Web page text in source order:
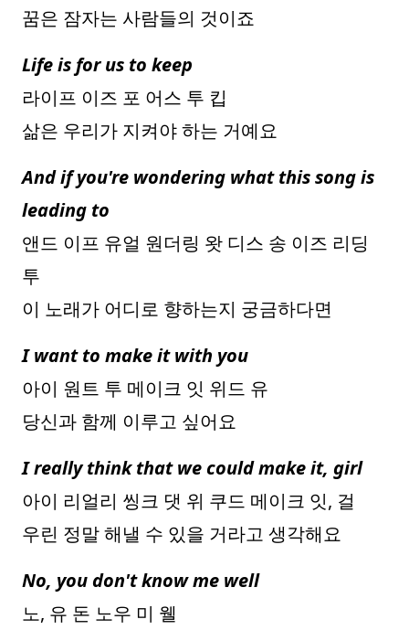
꿈은 잠자는 사람들의 것이죠
Life is for us to keep
라이프 이즈 포 어스 투 킵
삶은 우리가 지켜야 하는 거예요
And if you're wondering what this song is
leading to
앤드 이프 유얼 원더링 왓 디스 송 이즈 리딩
투
이 노래가 어디로 향하는지 궁금하다면
I want to make it with you
아이 원트 투 메이크 잇 위드 유
당신과 함께 이루고 싶어요
I really think that we could make it, girl
아이 리얼리 씽크 댓 위 쿠드 메이크 잇, 걸
우린 정말 해낼 수 있을 거라고 생각해요
No, you don't know me well
노, 유 돈 노우 미 웰